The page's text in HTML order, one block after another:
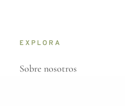
EXPLORA
Sobre nosotros